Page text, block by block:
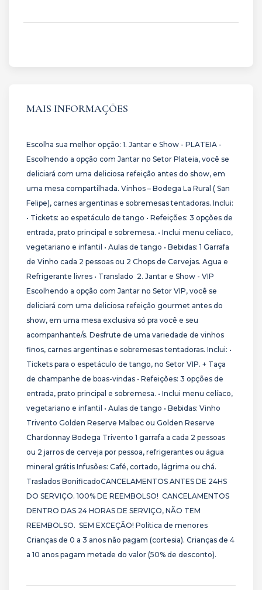
MAIS INFORMAÇÕES
Escolha sua melhor opção: 1. Jantar e Show - PLATEIA -
Escolhendo a opção com Jantar no Setor Plateia, você se
deliciará com uma deliciosa refeição antes do show, em
uma mesa compartilhada. Vinhos – Bodega La Rural ( San
Felipe), carnes argentinas e sobremesas tentadoras. Inclui:
• Tickets: ao espetáculo de tango • Refeições: 3 opções de
entrada, prato principal e sobremesa. • Inclui menu celíaco,
vegetariano e infantil • Aulas de tango • Bebidas: 1 Garrafa
de Vinho cada 2 pessoas ou 2 Chops de Cervejas. Agua e
Refrigerante livres • Translado 2. Jantar e Show - VIP
Escolhendo a opção com Jantar no Setor VIP, você se
deliciará com uma deliciosa refeição gourmet antes do
show, em uma mesa exclusiva só pra você e seu
acompanhante/s. Desfrute de uma variedade de vinhos
finos, carnes argentinas e sobremesas tentadoras. Inclui: •
Tickets para o espetáculo de tango, no Setor VIP. + Taça
de champanhe de boas-vindas • Refeições: 3 opções de
entrada, prato principal e sobremesa. • Inclui menu celíaco,
vegetariano e infantil • Aulas de tango • Bebidas: Vinho
Trivento Golden Reserve Malbec ou Golden Reserve
Chardonnay Bodega Trivento 1 garrafa a cada 2 pessoas
ou 2 jarros de cerveja por pessoa, refrigerantes ou água
mineral grátis Infusões: Café, cortado, lágrima ou chá.
Traslados BonificadoCANCELAMENTOS ANTES DE 24HS
DO SERVIÇO. 100% DE REEMBOLSO! CANCELAMENTOS
DENTRO DAS 24 HORAS DE SERVIÇO, NÃO TEM
REEMBOLSO. SEM EXCEÇÃO! Politica de menores
Crianças de 0 a 3 anos não pagam (cortesia). Crianças de 4
a 10 anos pagam metade do valor (50% de desconto).